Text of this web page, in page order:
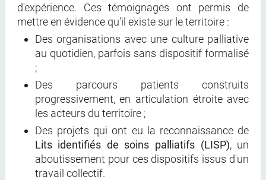
d'expérience. Ces témoignages ont permis de
mettre en évidence qu'il existe sur le territoire :
Des organisations avec une culture palliative
au quotidien, parfois sans dispositif formalisé
;
Des parcours patients construits
progressivement, en articulation étroite avec
les acteurs du territoire ;
Des projets qui ont eu la reconnaissance de
Lits identifiés de soins palliatifs (LISP), un
aboutissement pour ces dispositifs issus d'un
travail collectif.